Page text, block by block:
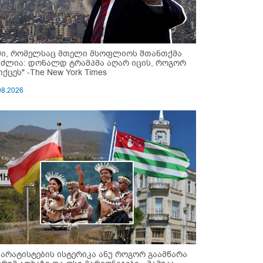
რომელსაც მთელი მსოფლიოს შთანთქმა
დონალდ ტრამპმა აღარ იცის, როგორ
-The New York Times
ისტერიკა ანუ როგორ გაამწარა